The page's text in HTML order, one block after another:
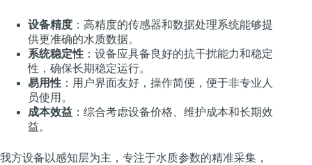
设备精度 ：高精度的传感器和数据处理系统能够提
供更准确的水质数据。
系统稳定性 ：设备应具备良好的抗干扰能力和稳定
性，确保长期稳定运行。
易用性 ：用户界面友好，操作简便，便于非专业人
员使用。
成本效益 ：综合考虑设备价格、维护成本和长期效
益。
我方设备以感知层为主，专注于水质参数的精准采集，